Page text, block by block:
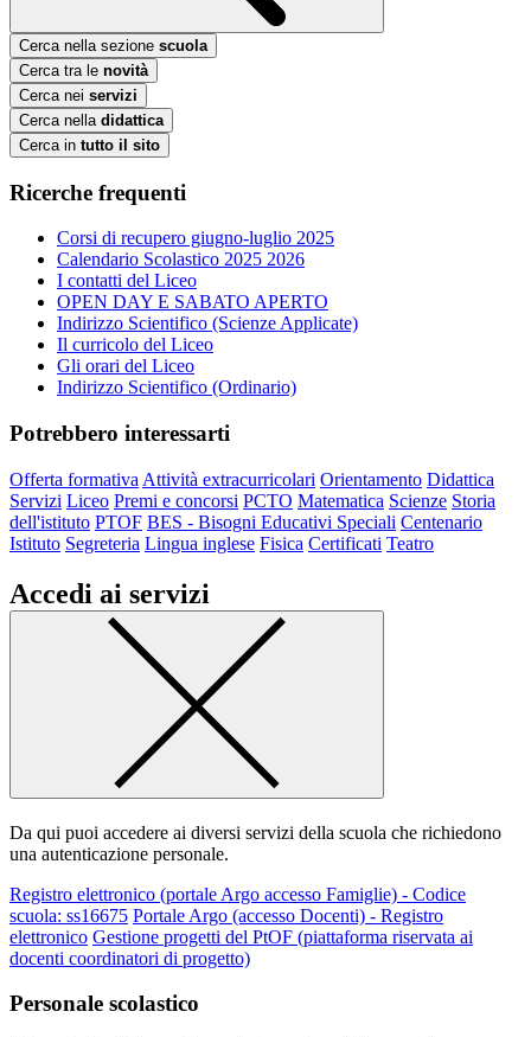
Cerca nella sezione scuola
Cerca tra le novità
Cerca nei servizi
Cerca nella didattica
Cerca in tutto il sito
Ricerche frequenti
Corsi di recupero giugno-luglio 2025
Calendario Scolastico 2025 2026
I contatti del Liceo
OPEN DAY E SABATO APERTO
Indirizzo Scientifico (Scienze Applicate)
Il curricolo del Liceo
Gli orari del Liceo
Indirizzo Scientifico (Ordinario)
Potrebbero interessarti
Offerta formativa Attività extracurricolari Orientamento Didattica
Servizi Liceo Premi e concorsi PCTO Matematica Scienze Storia
dell'istituto PTOF BES - Bisogni Educativi Speciali Centenario
Istituto Segreteria Lingua inglese Fisica Certificati Teatro
Accedi ai servizi
Da qui puoi accedere ai diversi servizi della scuola che richiedono
una autenticazione personale.
Registro elettronico (portale Argo accesso Famiglie) - Codice
scuola: ss16675 Portale Argo (accesso Docenti) - Registro
elettronico Gestione progetti del PtOF (piattaforma riservata ai
docenti coordinatori di progetto)
Personale scolastico